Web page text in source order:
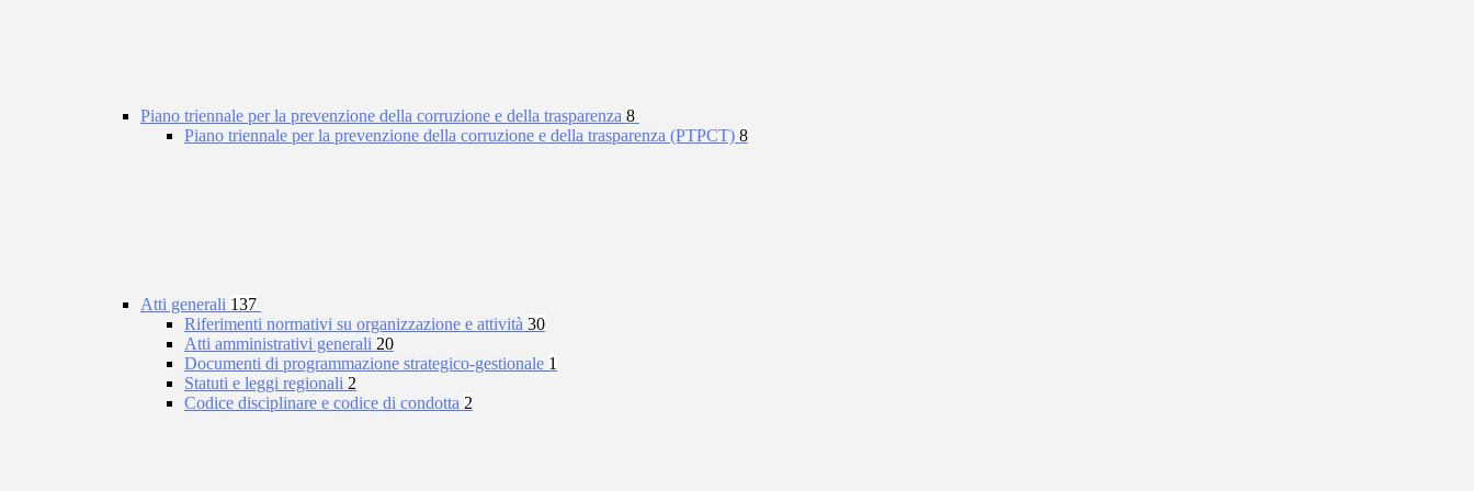
Piano triennale per la prevenzione della corruzione e della trasparenza 8
Piano triennale per la prevenzione della corruzione e della trasparenza (PTPCT) 8
Atti generali 137
Riferimenti normativi su organizzazione e attività 30
Atti amministrativi generali 20
Documenti di programmazione strategico-gestionale 1
Statuti e leggi regionali 2
Codice disciplinare e codice di condotta 2